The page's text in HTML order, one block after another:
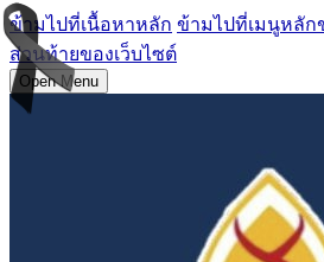
ข้ามไปที่เนื้อหาหลัก ข้ามไปที่เมนูหลัก
ส่วนท้ายของเว็บไซต์
Open Menu